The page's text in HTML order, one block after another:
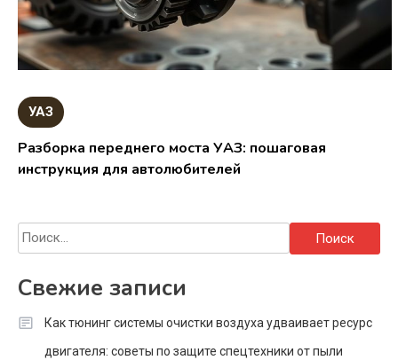
УАЗ
Разборка переднего моста УАЗ: пошаговая
инструкция для автолюбителей
Найти:
Свежие записи
Как тюнинг системы очистки воздуха удваивает ресурс
двигателя: советы по защите спецтехники от пыли